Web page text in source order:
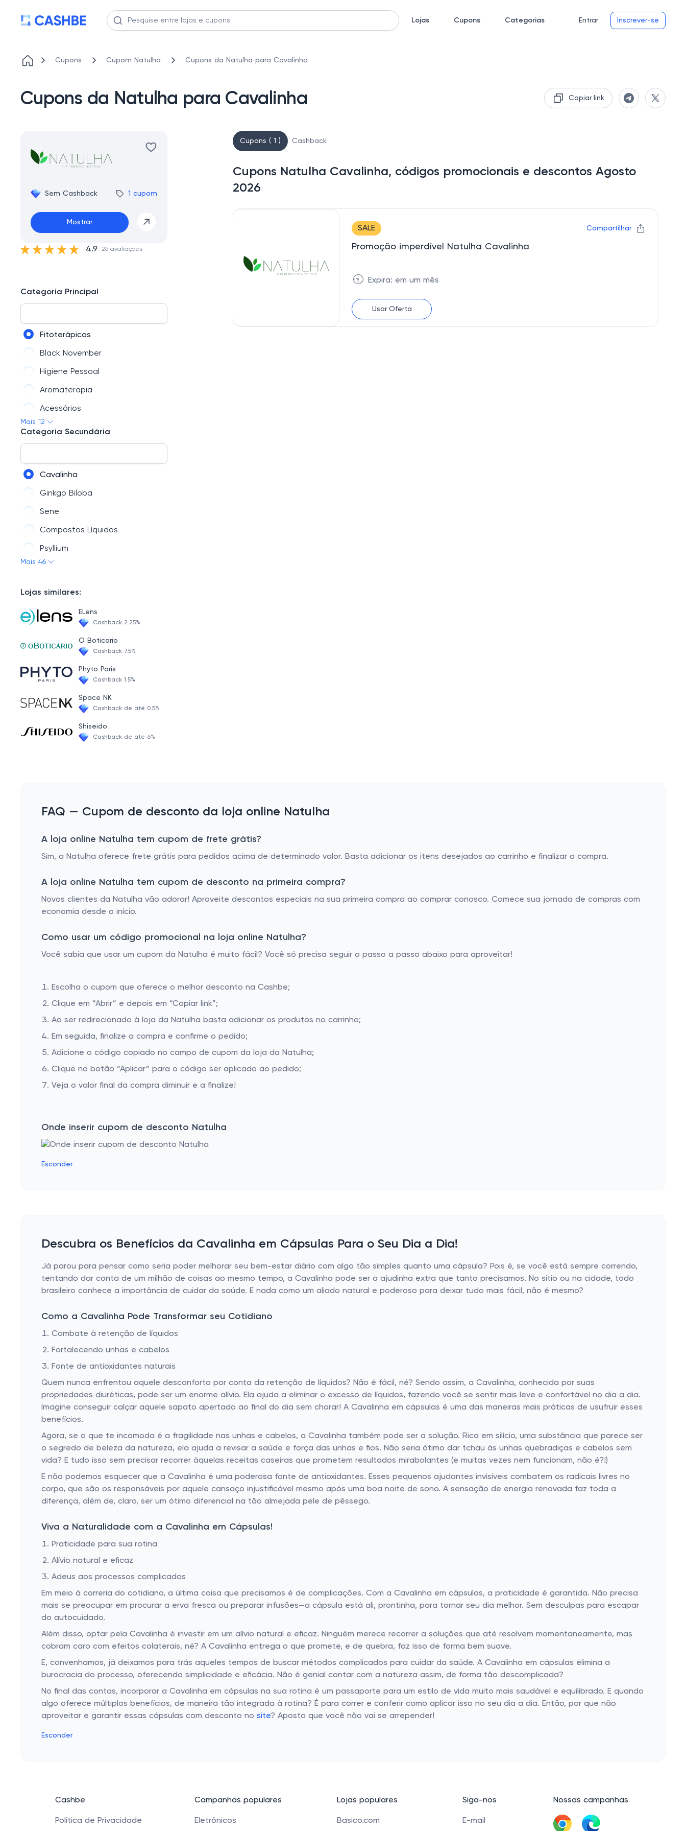
Lojas Cupons Categorias Entrar Inscrever-se
Cupons Cupom Natulha Cupons da Natulha para Cavalinha
Cupons da Natulha para Cavalinha Copiar link
Sem Cashback 1 cupom
Mostrar
4.9 26 avaliações
Categoria Principal
Fitoterápicos
Black November
Higiene Pessoal
Aromaterapia
Acessórios
Chás
Kits
Vitaminas e Minerais
Mais 12
Categoria Secundária
Cavalinha
Ginkgo Biloba
Sene
Compostos Líquidos
Psyllium
Pinus Pinaster
Espinheira Santa
Cúrcuma
Semente de Uva
Feno Grego
Canela de Velho
Fitoterápicos capsulas
Berinjela
Luteína
Unha de Gato
Chás em Cápsulas
Ora-Pro-Nobis
Cranberry
Amora
Sucupira
MSM Enxofre Orgânico
PEA (Palmitoiletanolamida)
Triptofano
Isoflavonas
Alcaçuz
Mais 46
Lojas similares:
ELens
Cashback 2.25%
O Boticario
Cashback 7.5%
Phyto Paris
Cashback 1.5%
Space NK
Cashback de até 0.5%
Shiseido
Cashback de até 6%
Cupons ( 1 ) Cashback
Cupons Natulha Cavalinha, códigos promocionais e descontos Agosto
2026
SALE Compartilhar
Promoção imperdível Natulha Cavalinha
🕥 Expira: em um mês
Usar Oferta
FAQ — Cupom de desconto da loja online Natulha
A loja online Natulha tem cupom de frete grátis?
Sim, a Natulha oferece frete grátis para pedidos acima de determinado valor. Basta adicionar os itens desejados ao carrinho e finalizar a compra.
A loja online Natulha tem cupom de desconto na primeira compra?
Novos clientes da Natulha vão adorar! Aproveite descontos especiais na sua primeira compra ao comprar conosco. Comece sua jornada de compras com
economia desde o início.
Como usar um código promocional na loja online Natulha?
Você sabia que usar um cupom da Natulha é muito fácil? Você só precisa seguir o passo a passo abaixo para aproveitar!
Escolha o cupom que oferece o melhor desconto na Cashbe;
Clique em “Abrir” e depois em “Copiar link”;
Ao ser redirecionado à loja da Natulha basta adicionar os produtos no carrinho;
Em seguida, finalize a compra e confirme o pedido;
Adicione o código copiado no campo de cupom da loja da Natulha;
Clique no botão “Aplicar” para o código ser aplicado ao pedido;
Veja o valor final da compra diminuir e a finalize!
Onde inserir cupom de desconto Natulha
Esconder
Descubra os Benefícios da Cavalinha em Cápsulas Para o Seu Dia a Dia!
Já parou para pensar como seria poder melhorar seu bem-estar diário com algo tão simples quanto uma cápsula? Pois é, se você está sempre correndo,
tentando dar conta de um milhão de coisas ao mesmo tempo, a Cavalinha pode ser a ajudinha extra que tanto precisamos. No sítio ou na cidade, todo
brasileiro conhece a importância de cuidar da saúde. E nada como um aliado natural e poderoso para deixar tudo mais fácil, não é mesmo?
Como a Cavalinha Pode Transformar seu Cotidiano
Combate à retenção de líquidos
Fortalecendo unhas e cabelos
Fonte de antioxidantes naturais
Quem nunca enfrentou aquele desconforto por conta da retenção de líquidos? Não é fácil, né? Sendo assim, a Cavalinha, conhecida por suas
propriedades diuréticas, pode ser um enorme alívio. Ela ajuda a eliminar o excesso de líquidos, fazendo você se sentir mais leve e confortável no dia a dia.
Imagine conseguir calçar aquele sapato apertado ao final do dia sem chorar! A Cavalinha em cápsulas é uma das maneiras mais práticas de usufruir esses
benefícios.
Agora, se o que te incomoda é a fragilidade nas unhas e cabelos, a Cavalinha também pode ser a solução. Rica em silício, uma substância que parece ser
o segredo de beleza da natureza, ela ajuda a revisar a saúde e força das unhas e fios. Não seria ótimo dar tchau às unhas quebradiças e cabelos sem
vida? E tudo isso sem precisar recorrer àquelas receitas caseiras que prometem resultados mirabolantes (e muitas vezes nem funcionam, não é?!)
E não podemos esquecer que a Cavalinha é uma poderosa fonte de antioxidantes. Esses pequenos ajudantes invisíveis combatem os radicais livres no
corpo, que são os responsáveis por aquele cansaço injustificável mesmo após uma boa noite de sono. A sensação de energia renovada faz toda a
diferença, além de, claro, ser um ótimo diferencial na tão almejada pele de pêssego.
Viva a Naturalidade com a Cavalinha em Cápsulas!
Praticidade para sua rotina
Alívio natural e eficaz
Adeus aos processos complicados
Em meio à correria do cotidiano, a última coisa que precisamos é de complicações. Com a Cavalinha em cápsulas, a praticidade é garantida. Não precisa
mais se preocupar em procurar a erva fresca ou preparar infusões—a cápsula está ali, prontinha, para tornar seu dia melhor. Sem desculpas para escapar
do autocuidado.
Além disso, optar pela Cavalinha é investir em um alívio natural e eficaz. Ninguém merece recorrer a soluções que até resolvem momentaneamente, mas
cobram caro com efeitos colaterais, né? A Cavalinha entrega o que promete, e de quebra, faz isso de forma bem suave.
E, convenhamos, já deixamos para trás aqueles tempos de buscar métodos complicados para cuidar da saúde. A Cavalinha em cápsulas elimina a
burocracia do processo, oferecendo simplicidade e eficácia. Não é genial contar com a natureza assim, de forma tão descomplicada?
No final das contas, incorporar a Cavalinha em cápsulas na sua rotina é um passaporte para um estilo de vida muito mais saudável e equilibrado. E quando
algo oferece múltiplos benefícios, de maneira tão integrada à rotina? É para correr e conferir como aplicar isso no seu dia a dia. Então, por que não
aproveitar e garantir essas cápsulas com desconto no site? Aposto que você não vai se arrepender!
Esconder
Cashbe
Política de Privacidade
Campanhas populares
Eletrônicos
Lojas populares
Basico.com
Siga-nos
E-mail
Nossas campanhas